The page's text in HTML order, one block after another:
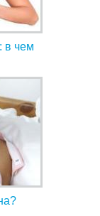
в чем